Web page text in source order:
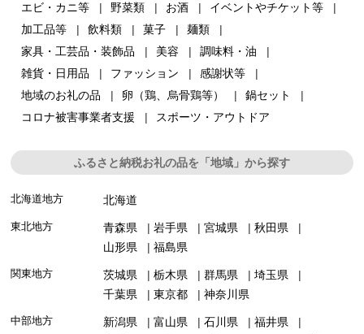
エビ・カニ等
野菜類 お酒
イベントやチケット等
加工品等
飲料類 菓子
麺類
家具・工芸品・装飾品
美容
調味料・油
雑貨・日用品
ファッション
感謝状等
地域のお礼の品
卵（鶏、烏骨鶏等）
鍋セット
コロナ被害事業者支援
スポーツ・アウトドア
ふるさと納税お礼の品を「地域」から探す
北海道地方 北海道
東北地方 青森県 岩手県 宮城県
秋田県
山形県
福島県
関東地方 茨城県 栃木県 群馬県
埼玉県
千葉県
東京都 神奈川県
中部地方 新潟県 富山県 石川県
福井県